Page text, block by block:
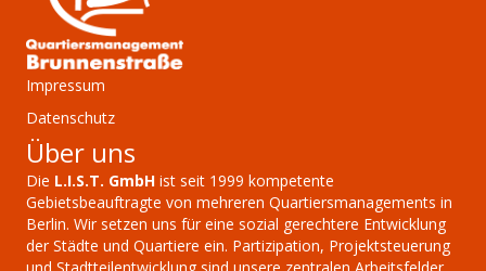
Impressum
Datenschutz
Über uns
Die L.I.S.T. GmbH ist seit 1999 kompetente
Gebietsbeauftragte von mehreren Quartiersmanagements in
Berlin. Wir setzen uns für eine sozial gerechtere Entwicklung
der Städte und Quartiere ein. Partizipation, Projektsteuerung